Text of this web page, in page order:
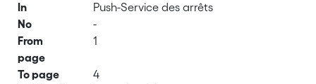
In
Push-Service des arrêts
No
-
From
page
1
To page
4